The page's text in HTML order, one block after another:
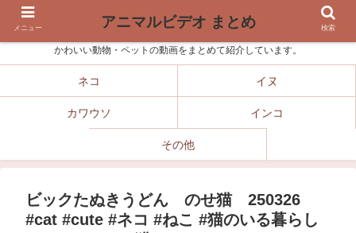
かわいい動物・ペットの動画をまとめて紹介しています。
ネコ イヌ
カワウソ インコ
その他
ビックたぬきうどん のせ猫 250326
#cat #cute #ネコ #ねこ #猫のいる暮らし
メニュー アニマルビデオ まとめ 検索